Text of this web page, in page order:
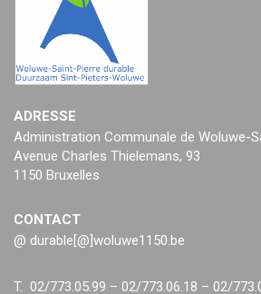
ADRESSE
Administration Communale de Woluwe-
Avenue Charles Thielemans, 93
1150 Bruxelles
CONTACT
@ durable[@]woluwe1150.be
T. 02/773.05.99 – 02/773.06.18 – 02/